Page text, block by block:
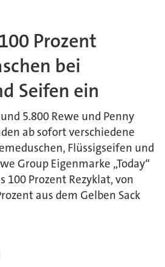
Prozent
bei
Seifen ein
5.800 Rewe und Penny
ab sofort verschiedene
Flüssigseifen und
Group Eigenmarke „Today“
100 Prozent Rezyklat, von
aus dem Gelben Sack